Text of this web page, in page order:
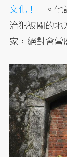
文化！ 」。
治犯被關的
家，絕對會當